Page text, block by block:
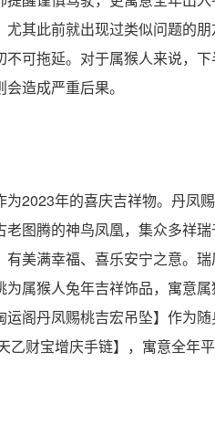
其此前就出现过类似问题的
可拖延。对于属猴人来说，下
造成严重后果。
2023年的喜庆吉祥物。丹凤
图腾的神鸟凤凰，集众多祥
美满幸福、喜乐安宁之意。瑞
属猴人兔年吉祥饰品，寓意属
阁丹凤赐桃吉宏吊坠】作为
乙财宝增庆手链】，寓意全年